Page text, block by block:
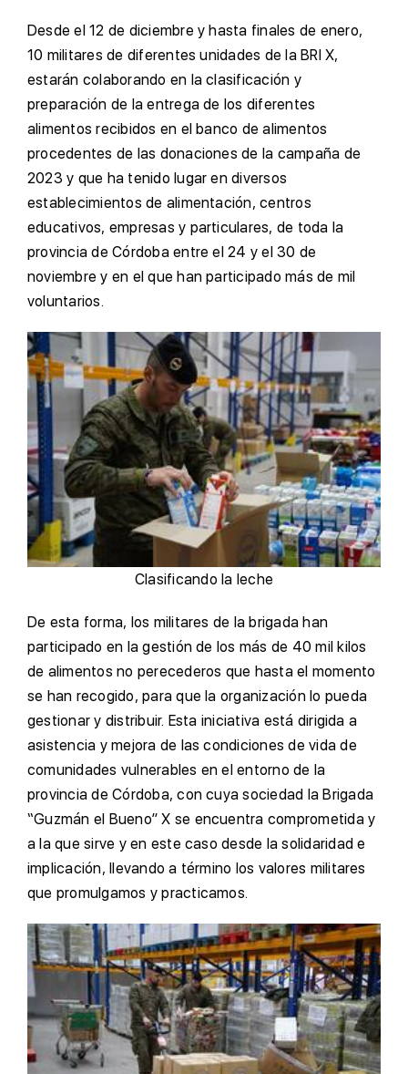
Desde el 12 de diciembre y hasta finales de enero,
10 militares de diferentes unidades de la BRI X,
estarán colaborando en la clasificación y
preparación de la entrega de los diferentes
alimentos recibidos en el banco de alimentos
procedentes de las donaciones de la campaña de
2023 y que ha tenido lugar en diversos
establecimientos de alimentación, centros
educativos, empresas y particulares, de toda la
provincia de Córdoba entre el 24 y el 30 de
noviembre y en el que han participado más de mil
voluntarios.
Clasificando la leche
De esta forma, los militares de la brigada han
participado en la gestión de los más de 40 mil kilos
de alimentos no perecederos que hasta el momento
se han recogido, para que la organización lo pueda
gestionar y distribuir. Esta iniciativa está dirigida a
asistencia y mejora de las condiciones de vida de
comunidades vulnerables en el entorno de la
provincia de Córdoba, con cuya sociedad la Brigada
“Guzmán el Bueno” X se encuentra comprometida y
a la que sirve y en este caso desde la solidaridad e
implicación, llevando a término los valores militares
que promulgamos y practicamos.